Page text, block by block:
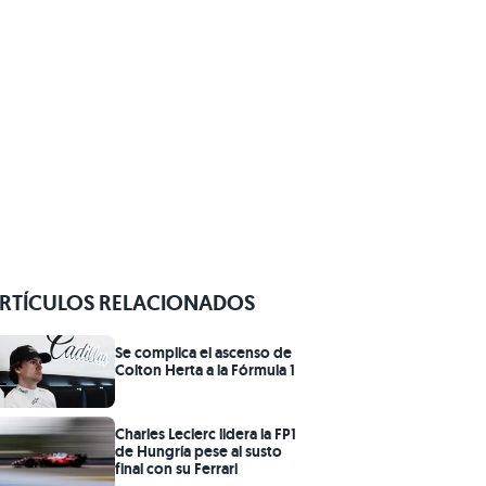
RELACIONADOS
Se complica el ascenso de
Colton Herta a la Fórmula 1
Charles Leclerc lidera la FP1
de Hungría pese al susto
final con su Ferrari